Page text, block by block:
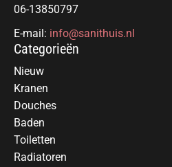
06-13850797
E-mail: info@sanithuis.nl
Categorieën
Nieuw
Kranen
Douches
Baden
Toiletten
Radiatoren